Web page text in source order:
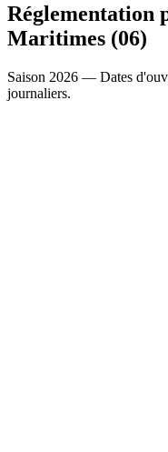
Réglementation
Maritimes (06)
Saison 2026 — Dates
journaliers.